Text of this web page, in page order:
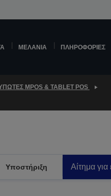
ΜΕΛΆΝΙΑ ΠΛΗΡΟΦΟΡΊΕΣ
MPOS & TABLET POS
Υποστήριξη Αίτημα